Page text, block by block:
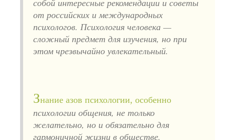
от российских и международных
психологов. Психология человека —
сложный предмет для изучения, но при
этом чрезвычайно увлекательный.
Знание азов психологии, особенно
психологии общения, не только
желательно, но и обязательно для
гармоничной жизни в обществе.